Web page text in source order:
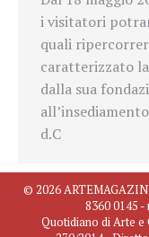
i visitatori
quali
caratterizzato
dalla sua
d.C
© 2026
8360 0145
Quotidiano di Arte